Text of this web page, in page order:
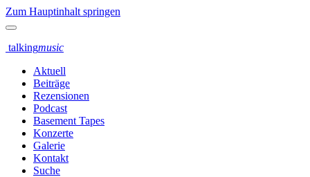
Zum Hauptinhalt springen
talkingmusic
Aktuell
Beiträge
Rezensionen
Podcast
Basement Tapes
Konzerte
Galerie
Kontakt
Suche